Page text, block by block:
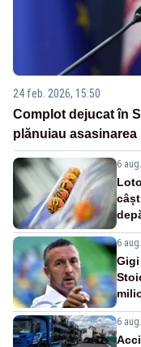
24 feb. 2026, 15:50
Complot dejucat în
plănuiau asasinarea
6
6
6